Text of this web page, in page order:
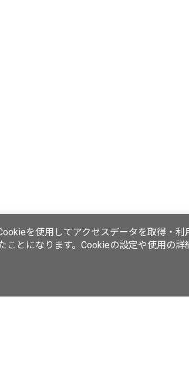
を使用してアクセスデータを取得・利
とになります。Cookieの設定や使用の詳